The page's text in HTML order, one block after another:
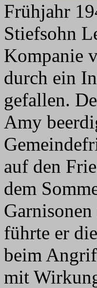
Frühjahr
Stiefsohn
Kompanie
durch ein
gefallen.
Amy
auf den
dem
führte er die
beim
mit